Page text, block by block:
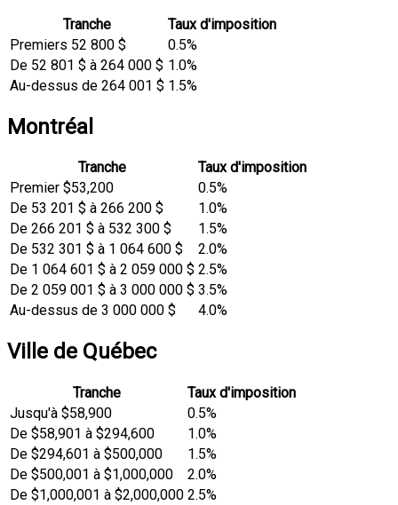
Tranche
Taux d'imposition
Premiers 52 800 $
0.5%
De 52 801 $ à 264 000 $ 1.0%
Au-dessus de 264 001 $ 1.5%
Montréal
Tranche
Taux d'imposition
Premier $53,200
0.5%
De 53 201 $ à 266 200 $
1.0%
De 266 201 $ à 532 300 $
1.5%
De 532 301 $ à 1 064 600 $
2.0%
De 1 064 601 $ à 2 059 000 $ 2.5%
De 2 059 001 $ à 3 000 000 $ 3.5%
Au-dessus de 3 000 000 $
4.0%
Ville de Québec
Tranche
Taux d'imposition
Jusqu'à $58,900
0.5%
De $58,901 à $294,600
1.0%
De $294,601 à $500,000
1.5%
De $500,001 à $1,000,000
2.0%
De $1,000,001 à $2,000,000 2.5%